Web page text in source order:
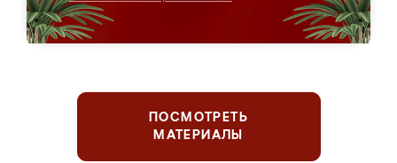
ПОСМОТРЕТЬ
МАТЕРИАЛЫ